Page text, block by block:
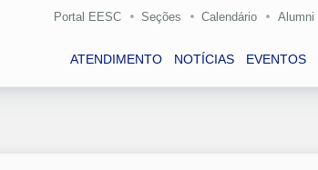
Portal EESC Seções Calendário Alumni
ATENDIMENTO NOTÍCIAS EVENTOS